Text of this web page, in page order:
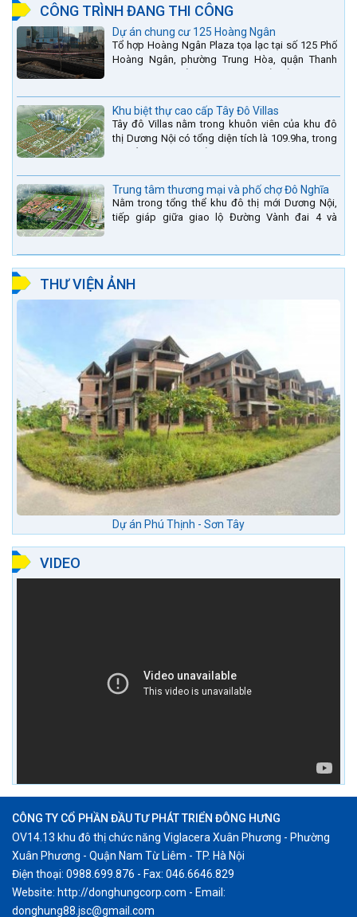
CÔNG TRÌNH ĐANG THI CÔNG
Dự án chung cư 125 Hoàng Ngân
Tổ hợp Hoàng Ngân Plaza tọa lạc tại số 125 Phố
Hoàng Ngân, phường Trung Hòa, quận Thanh
Khu biệt thự cao cấp Tây Đô Villas
Tây đô Villas nằm trong khuôn viên của khu đô
thị Dương Nội có tổng diện tích là 109.9ha, trong
Trung tâm thương mại và phố chợ Đô Nghĩa
Nằm trong tổng thể khu đô thị mới Dương Nội,
tiếp giáp giữa giao lộ Đường Vành đai 4 và
THƯ VIỆN ẢNH
Dự án Phú Thịnh - Sơn Tây
VIDEO
CÔNG TY CỔ PHẦN ĐẦU TƯ PHÁT TRIỂN ĐÔNG HƯNG
OV14.13 khu đô thị chức năng Viglacera Xuân Phương - Phường
Xuân Phương - Quận Nam Từ Liêm - TP. Hà Nội
Điện thoại: 0988.699.876 - Fax: 046.6646.829
Website: http://donghungcorp.com - Email:
donghung88.jsc@gmail.com